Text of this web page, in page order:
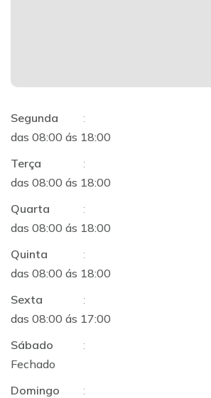
Segunda
:
das 08:00 ás 18:00
Terça
:
das 08:00 ás 18:00
Quarta
:
das 08:00 ás 18:00
Quinta
:
das 08:00 ás 18:00
Sexta
:
das 08:00 ás 17:00
Sábado
:
Fechado
Domingo
: